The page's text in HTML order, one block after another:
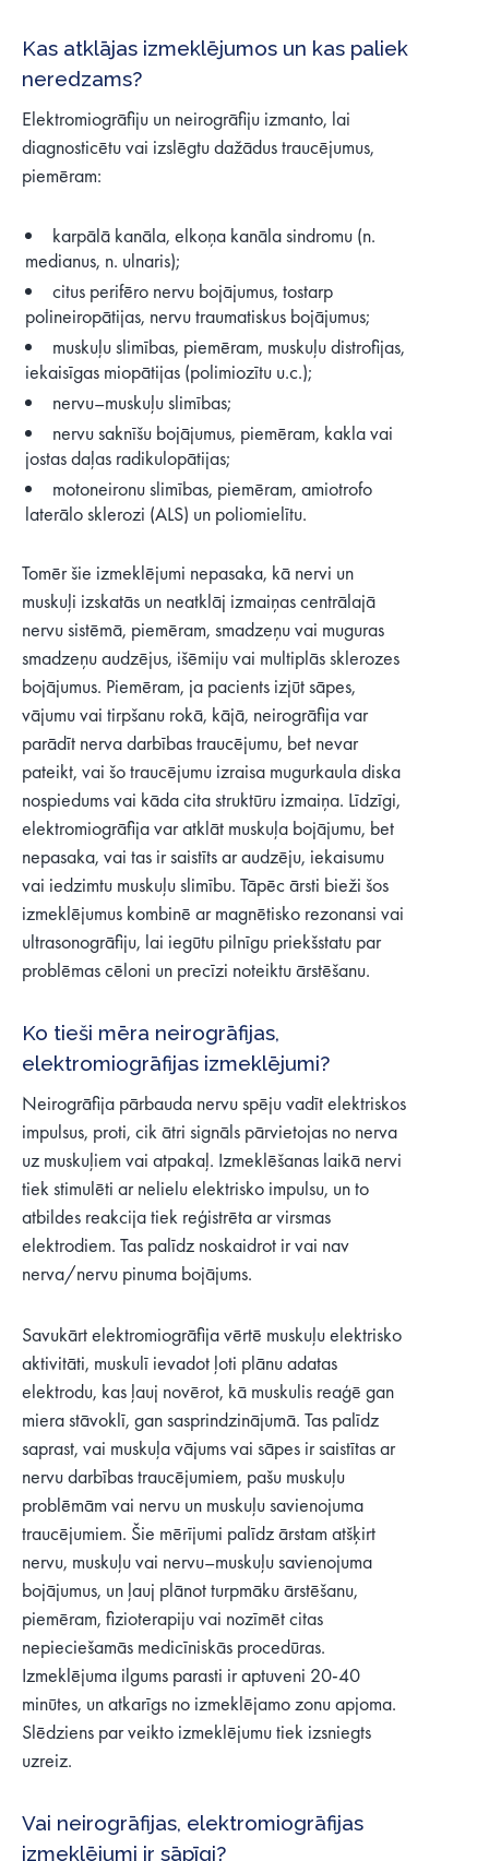
Kas atklājas izmeklējumos un kas paliek
neredzams?
Elektromiogrāfiju un neirogrāfiju izmanto, lai
diagnosticētu vai izslēgtu dažādus traucējumus,
piemēram:
karpālā kanāla, elkoņa kanāla sindromu (n.
medianus, n. ulnaris);
citus perifēro nervu bojājumus, tostarp
polineiropātijas, nervu traumatiskus bojājumus;
muskuļu slimības, piemēram, muskuļu distrofijas,
iekaisīgas miopātijas (polimiozītu u.c.);
nervu–muskuļu slimības;
nervu saknīšu bojājumus, piemēram, kakla vai
jostas daļas radikulopātijas;
motoneironu slimības, piemēram, amiotrofo
laterālo sklerozi (ALS) un poliomielītu.
Tomēr šie izmeklējumi nepasaka, kā nervi un
muskuļi izskatās un neatklāj izmaiņas centrālajā
nervu sistēmā, piemēram, smadzeņu vai muguras
smadzeņu audzējus, išēmiju vai multiplās sklerozes
bojājumus. Piemēram, ja pacients izjūt sāpes,
vājumu vai tirpšanu rokā, kājā, neirogrāfija var
parādīt nerva darbības traucējumu, bet nevar
pateikt, vai šo traucējumu izraisa mugurkaula diska
nospiedums vai kāda cita struktūru izmaiņa. Līdzīgi,
elektromiogrāfija var atklāt muskuļa bojājumu, bet
nepasaka, vai tas ir saistīts ar audzēju, iekaisumu
vai iedzimtu muskuļu slimību. Tāpēc ārsti bieži šos
izmeklējumus kombinē ar magnētisko rezonansi vai
ultrasonogrāfiju, lai iegūtu pilnīgu priekšstatu par
problēmas cēloni un precīzi noteiktu ārstēšanu.
Ko tieši mēra neirogrāfijas,
elektromiogrāfijas izmeklējumi?
Neirogrāfija pārbauda nervu spēju vadīt elektriskos
impulsus, proti, cik ātri signāls pārvietojas no nerva
uz muskuļiem vai atpakaļ. Izmeklēšanas laikā nervi
tiek stimulēti ar nelielu elektrisko impulsu, un to
atbildes reakcija tiek reģistrēta ar virsmas
elektrodiem. Tas palīdz noskaidrot ir vai nav
nerva/nervu pinuma bojājums.
Savukārt elektromiogrāfija vērtē muskuļu elektrisko
aktivitāti, muskulī ievadot ļoti plānu adatas
elektrodu, kas ļauj novērot, kā muskulis reaģē gan
miera stāvoklī, gan sasprindzinājumā. Tas palīdz
saprast, vai muskuļa vājums vai sāpes ir saistītas ar
nervu darbības traucējumiem, pašu muskuļu
problēmām vai nervu un muskuļu savienojuma
traucējumiem. Šie mērījumi palīdz ārstam atšķirt
nervu, muskuļu vai nervu–muskuļu savienojuma
bojājumus, un ļauj plānot turpmāku ārstēšanu,
piemēram, fizioterapiju vai nozīmēt citas
nepieciešamās medicīniskās procedūras.
Izmeklējuma ilgums parasti ir aptuveni 20-40
minūtes, un atkarīgs no izmeklējamo zonu apjoma.
Slēdziens par veikto izmeklējumu tiek izsniegts
uzreiz.
Vai neirogrāfijas, elektromiogrāfijas
izmeklējumi ir sāpīgi?